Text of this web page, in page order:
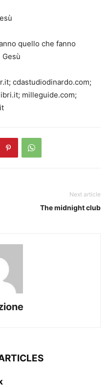
quello che fanno
cdastudiodinardo.com;
milleguide.com;
Next article
The midnight club